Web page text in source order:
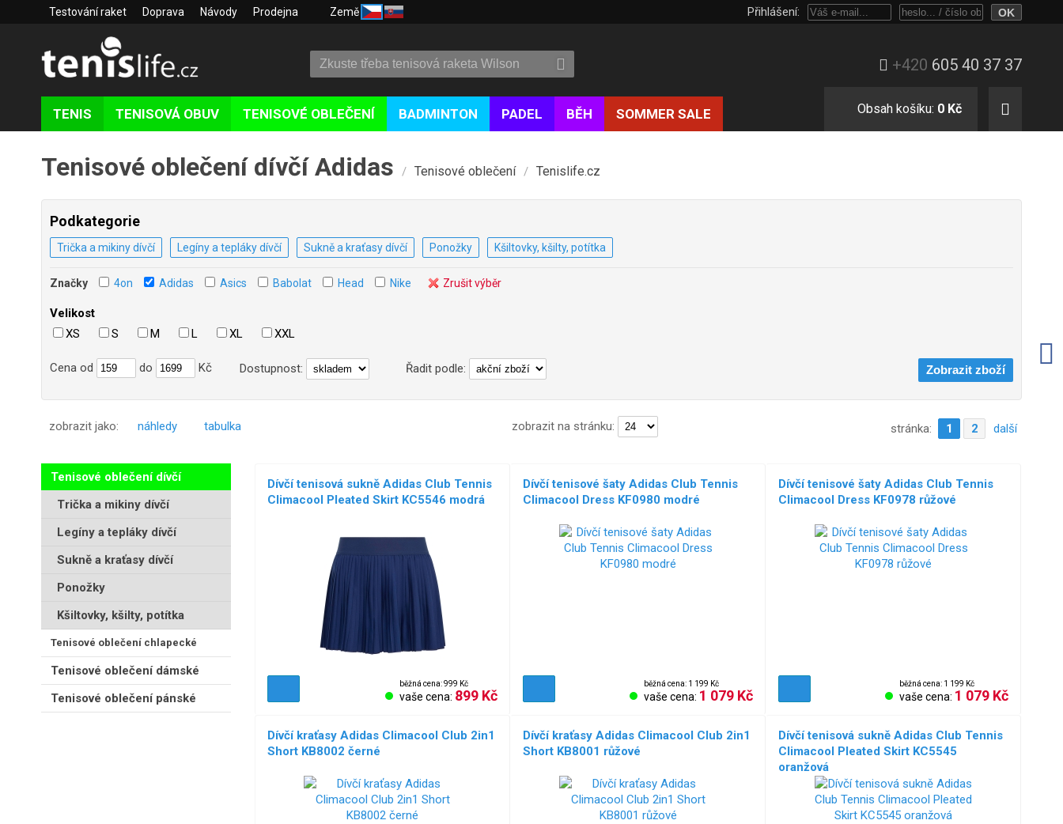
Testování raket Doprava Návody Prodejna Země Přihlášení:
+420 605 40 37 37
TENIS TENISOVÁ OBUV TENISOVÉ OBLEČENÍ BADMINTON PADEL BĚH SOMMER SALE Obsah košíku: 0 Kč
Tenisové oblečení dívčí Adidas / Tenisové oblečení / Tenislife.cz
Podkategorie
Trička a mikiny dívčí Legíny a tepláky dívčí Sukně a kraťasy dívčí Ponožky Kšiltovky, kšilty, potítka
Značky 4on Adidas Asics Babolat Head Nike Zrušit výběr
Velikost
XS
S M L XL XXL
Cena od do Kč Dostupnost: Řadit podle:
stránka: 1 2 další
zobrazit na stránku:
zobrazit jako: náhledy tabulka
Tenisové oblečení dívčí
Trička a mikiny dívčí
Legíny a tepláky dívčí
Sukně a kraťasy dívčí
Ponožky
Kšiltovky, kšilty, potítka
Tenisové oblečení chlapecké
Tenisové oblečení dámské
Tenisové oblečení pánské
Dívčí tenisová sukně Adidas Club Tennis
Climacool Pleated Skirt KC5546 modrá
běžná cena: 999 Kč
vaše cena: 899 Kč
Dívčí tenisové šaty Adidas Club Tennis
Climacool Dress KF0980 modré
běžná cena: 1 199 Kč
vaše cena: 1 079 Kč
Dívčí tenisové šaty Adidas Club Tennis
Climacool Dress KF0978 růžové
běžná cena: 1 199 Kč
vaše cena: 1 079 Kč
Dívčí kraťasy Adidas Climacool Club 2in1
Short KB8002 černé
Dívčí kraťasy Adidas Climacool Club 2in1
Short KB8001 růžové
Dívčí tenisová sukně Adidas Club Tennis
Climacool Pleated Skirt KC5545
oranžová